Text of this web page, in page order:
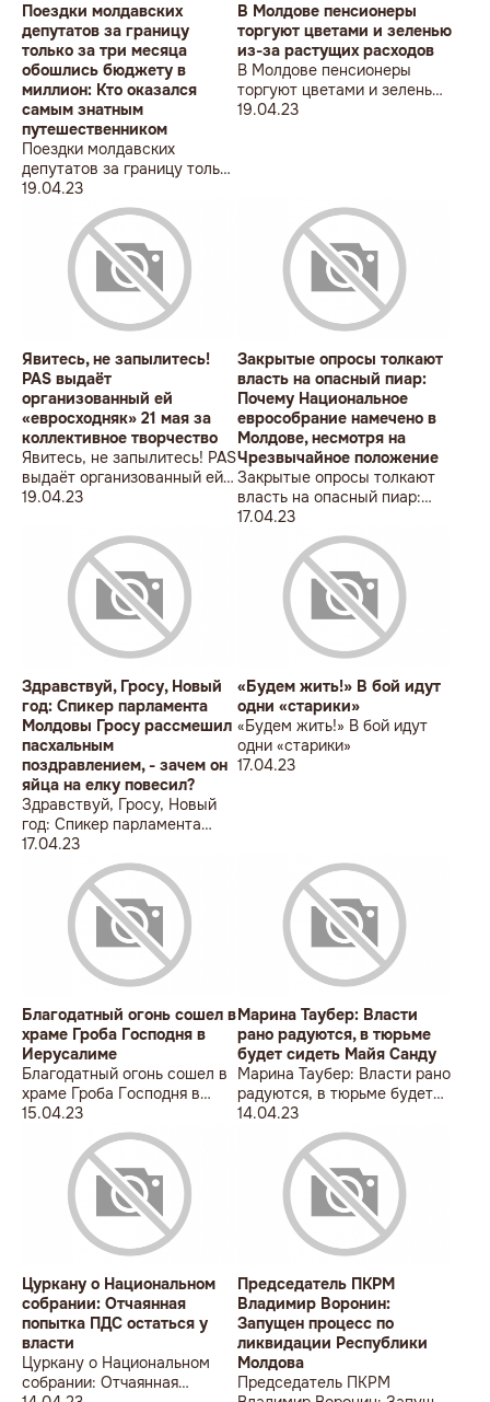
Поездки молдавских
депутатов за границу
только за три месяца
обошлись бюджету в
миллион: Кто оказался
самым знатным
путешественником
Поездки молдавских
депутатов за границу только
за три месяца обошлись
бюджету в миллион: Кто
оказался самым знатным
путешественником
19.04.23
В Молдове пенсионеры
торгуют цветами и зеленью
из-за растущих расходов
В Молдове пенсионеры
торгуют цветами и зеленью
из-за растущих расходов
19.04.23
Явитесь, не запылитесь!
PAS выдаёт
организованный ей
«евросходняк» 21 мая за
коллективное творчество
Явитесь, не запылитесь! PAS
выдаёт организованный ей
«евросходняк» 21 мая за
19.04.23
Закрытые опросы толкают
власть на опасный пиар:
Почему Национальное
еврособрание намечено в
Молдове, несмотря на
Чрезвычайное положение
Закрытые опросы толкают
власть на опасный пиар:
Почему Национальное
еврособрание намечено в
Молдове, несмотря на
Чрезвычайное положение
17.04.23
Здравствуй, Гросу, Новый
год: Спикер парламента
Молдовы Гросу рассмешил
пасхальным
поздравлением, - зачем он
яйца на елку повесил?
Здравствуй, Гросу, Новый
год: Спикер парламента
Молдовы Гросу рассмешил
пасхальным поздравлением,
- зачем он яйца на елку
повесил?
17.04.23
«Будем жить!» В бой идут
одни «старики»
«Будем жить!» В бой идут
одни «старики»
17.04.23
Благодатный огонь сошел в
храме Гроба Господня в
Иерусалиме
Благодатный огонь сошел в
храме Гроба Господня в
Иерусалиме
15.04.23
Марина Таубер: Власти
рано радуются, в тюрьме
будет сидеть Майя Санду
Марина Таубер: Власти рано
радуются, в тюрьме будет
сидеть Майя Санду
14.04.23
Цуркану о Национальном
собрании: Отчаянная
попытка ПДС остаться у
власти
Цуркану о Национальном
собрании: Отчаянная
Председатель ПКРМ
Владимир Воронин:
Запущен процесс по
ликвидации Республики
Молдова
Председатель ПКРМ